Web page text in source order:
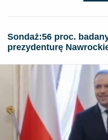
​Sondaż:56 proc.
prezydenturę